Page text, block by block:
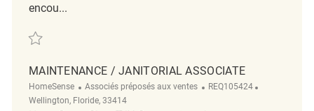
encou...
Sauvegarder Merchandise Associate (PT) REQ125942
MAINTENANCE / JANITORIAL ASSOCIATE
HomeSense Catégorie
Associés préposés aux ventes ReqId
REQ105424
Wellington, Floride, 33414